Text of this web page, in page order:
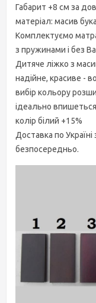
Габарит +8 см за
матеріал: масив бука
Комплектуємо
з пружинами і без
Дитяче ліжко з
надійне, красиве -
вибір кольору
ідеально
колір білий +15%
Доставка по
безпосередньо.